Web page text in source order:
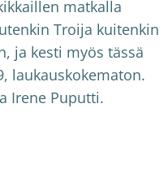
matkalla
Troija kuitenkin
ja kesti myös tässä
laukauskokematon.
Irene Puputti.